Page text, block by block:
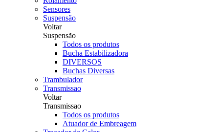
Sensores
Suspensão
Voltar
Suspensão
Todos os produtos
Bucha Estabilizadora
DIVERSOS
Buchas Diversas
Trambulador
Transmissao
Voltar
Transmissao
Todos os produtos
Atuador de Embreagem